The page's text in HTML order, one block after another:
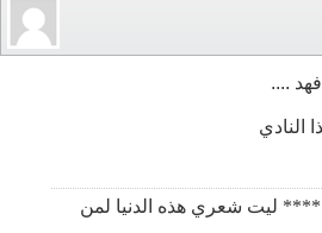
....
النادي
ليت شعري هذه الدنيا لمن